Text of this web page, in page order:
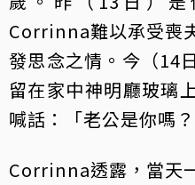
Corrinna難以承受喪
發思念之情。今（14
留在家中神明廳玻璃
喊話：「老公是你嗎？
Corrinna透露，當天